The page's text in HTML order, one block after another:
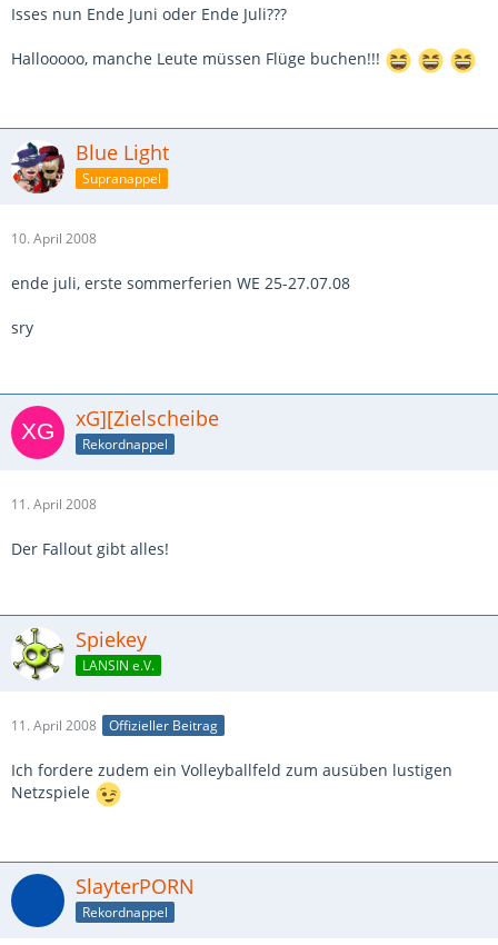
Isses nun Ende Juni oder Ende Juli???
Hallooooo, manche Leute müssen Flüge buchen!!!
Blue Light
Supranappel
10. April 2008
ende juli, erste sommerferien WE 25-27.07.08
sry
xG][Zielscheibe
Rekordnappel
11. April 2008
Der Fallout gibt alles!
Spiekey
LANSIN e.V.
11. April 2008 Offizieller Beitrag
Ich fordere zudem ein Volleyballfeld zum ausüben lustigen
Netzspiele
SlayterPORN
Rekordnappel